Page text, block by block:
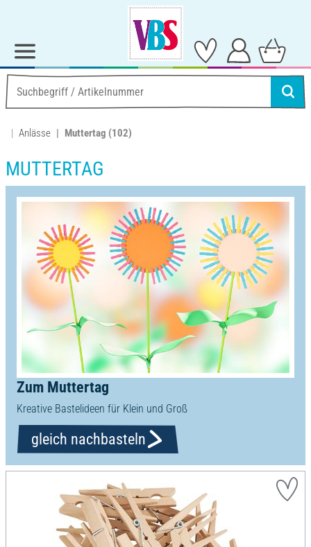
Anlässe Muttertag (102)
MUTTERTAG
Zum Muttertag
Kreative Bastelideen für Klein und Groß
gleich nachbasteln